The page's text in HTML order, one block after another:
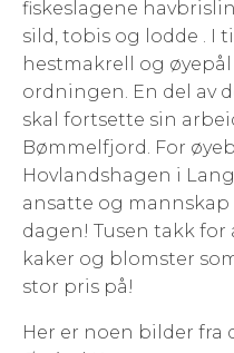
fiskeslagene
sild, tobis og lodde . I
hestmakrell og
ordningen. En del av
skal fortsette sin
Bømmelfjord. For
Hovlandshagen i
ansatte og
dagen! Tusen takk
kaker og blomster
stor pris på!
Her er noen bilder fra